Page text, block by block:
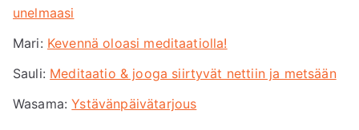
unelmaasi
Mari: Kevennä oloasi meditaatiolla!
Sauli: Meditaatio & jooga siirtyvät nettiin ja metsään
Wasama:Ystävänpäivätarjous